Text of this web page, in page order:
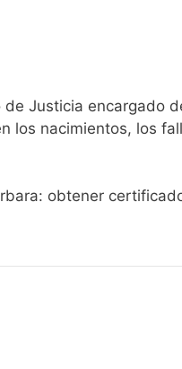
Justicia encargado
los nacimientos, los
obtener